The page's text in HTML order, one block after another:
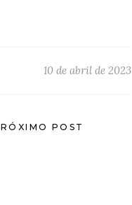
10 de abril de 2023
POST